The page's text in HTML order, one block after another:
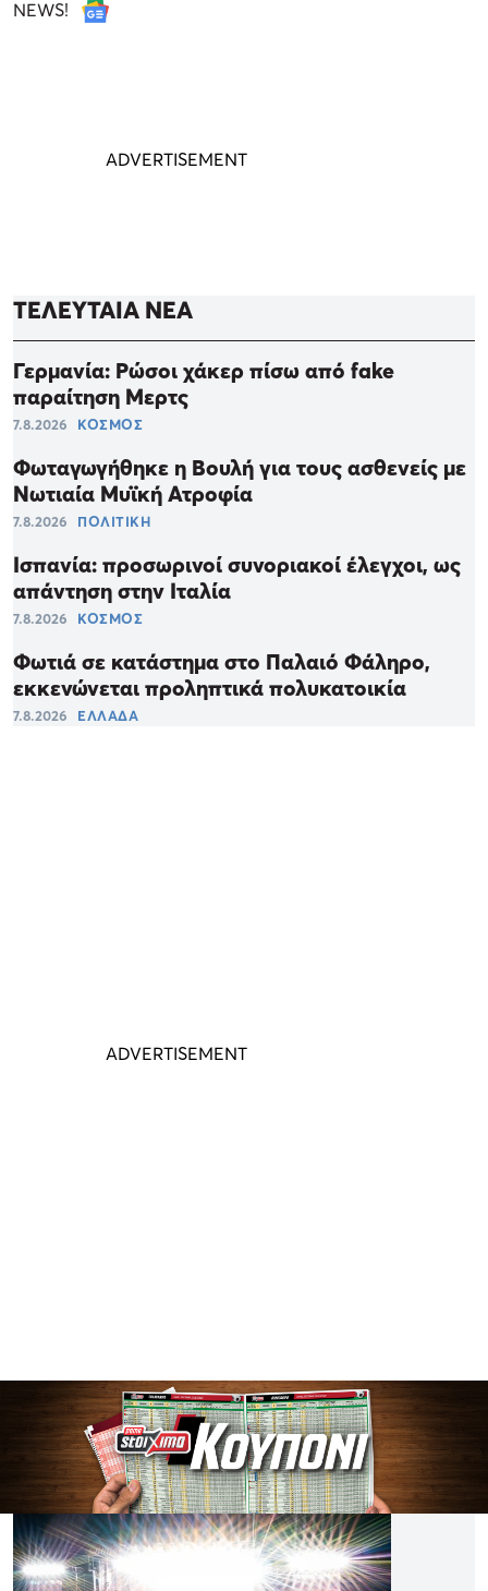
NEWS!
ΤΕΛΕΥΤΑΙΑ ΝΕΑ
Γερμανία: Ρώσοι χάκερ πίσω από fake
παραίτηση Μερτς
7.8.2026 ΚΟΣΜΟΣ
Φωταγωγήθηκε η Βουλή για τους ασθενείς με
Νωτιαία Μυϊκή Ατροφία
7.8.2026 ΠΟΛΙΤΙΚΗ
Ισπανία: προσωρινοί συνοριακοί έλεγχοι, ως
απάντηση στην Ιταλία
7.8.2026 ΚΟΣΜΟΣ
Φωτιά σε κατάστημα στο Παλαιό Φάληρο,
εκκενώνεται προληπτικά πολυκατοικία
7.8.2026 ΕΛΛΑΔΑ